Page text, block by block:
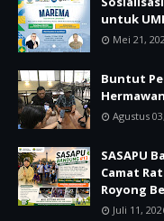
untuk
Mei 21,
Buntut
Agustus
SASAPU
Camat
Royong
Juli 11,